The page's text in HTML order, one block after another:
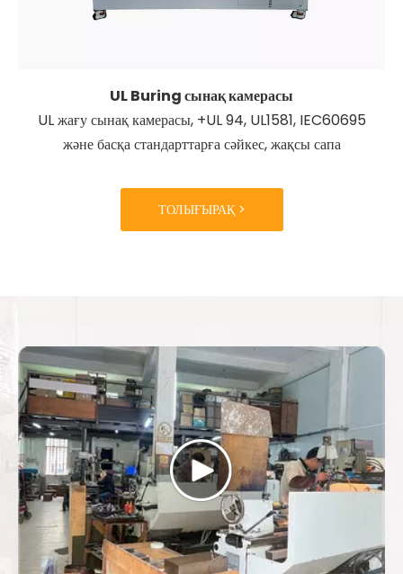
UL Buring сынақ камерасы
UL жағу сынақ камерасы, +UL 94, UL1581, IEC60695
және басқа стандарттарға сәйкес, жақсы сапа
ТОЛЫҒЫРАҚ >